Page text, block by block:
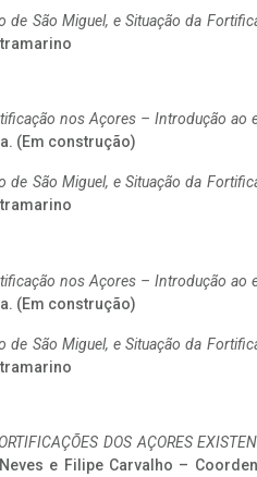
de São Miguel, e Situação da
nos Açores – Introdução ao
(Em construção)
de São Miguel, e Situação da
nos Açores – Introdução ao
(Em construção)
de São Miguel, e Situação da
DOS AÇORES
e Filipe Carvalho –